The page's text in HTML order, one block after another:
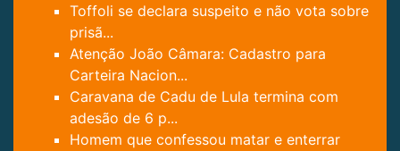
Toffoli se declara suspeito e não vota sobre
prisã...
Atenção João Câmara: Cadastro para
Carteira Nacion...
Caravana de Cadu de Lula termina com
adesão de 6 p...
Homem que confessou matar e enterrar